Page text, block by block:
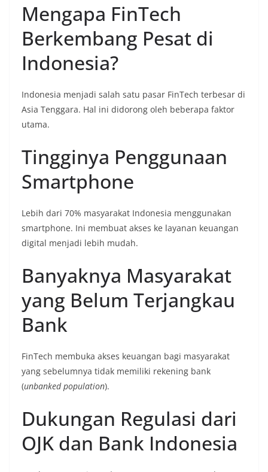
Mengapa FinTech
Berkembang Pesat di
Indonesia?
Indonesia menjadi salah satu pasar FinTech terbesar di
Asia Tenggara. Hal ini didorong oleh beberapa faktor
utama.
Tingginya Penggunaan
Smartphone
Lebih dari 70% masyarakat Indonesia menggunakan
smartphone. Ini membuat akses ke layanan keuangan
digital menjadi lebih mudah.
Banyaknya Masyarakat
yang Belum Terjangkau
Bank
FinTech membuka akses keuangan bagi masyarakat
yang sebelumnya tidak memiliki rekening bank
(unbanked population).
Dukungan Regulasi dari
OJK dan Bank Indonesia